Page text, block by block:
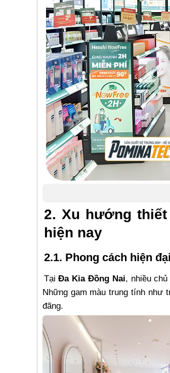
2. Xu hướng
hiện nay
2.1. Phong cách hiện
TạiĐa Kia Đồng Nai, nhiều
Những gam màu trung tính như
đãng.